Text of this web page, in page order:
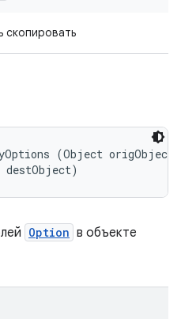
скопировать
(Object
destObject)
Option в объекте